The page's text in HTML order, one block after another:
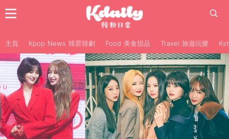
主頁 Kpop News 韓星韓劇 Food 美食甜品 Travel 旅遊玩樂